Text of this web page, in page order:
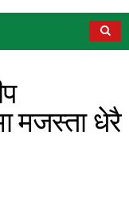
मजस्ता धेरै